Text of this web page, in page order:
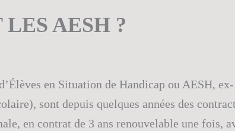
AESH ?
en Situation de Handicap ou AESH,
sont depuis quelques années des
en contrat de 3 ans renouvelable une fois,